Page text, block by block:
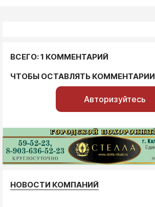
ВСЕГО: 1 КОММЕНТАРИЙ
ЧТОБЫ ОСТАВЛЯТЬ КОММЕНТАРИИ
Авторизуйтесь
НОВОСТИ КОМПАНИЙ